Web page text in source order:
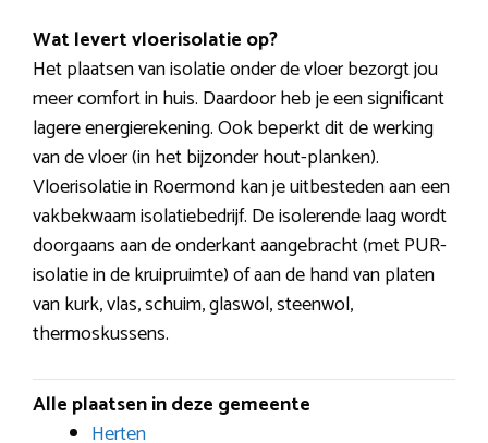
Wat levert vloerisolatie op?
Het plaatsen van isolatie onder de vloer bezorgt jou
meer comfort in huis. Daardoor heb je een significant
lagere energierekening. Ook beperkt dit de werking
van de vloer (in het bijzonder hout-planken).
Vloerisolatie in Roermond kan je uitbesteden aan een
vakbekwaam isolatiebedrijf. De isolerende laag wordt
doorgaans aan de onderkant aangebracht (met PUR-
isolatie in de kruipruimte) of aan de hand van platen
van kurk, vlas, schuim, glaswol, steenwol,
thermoskussens.
Alle plaatsen in deze gemeente
Herten